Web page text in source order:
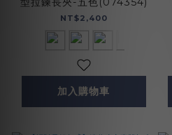
NT$2,400
加入購物車